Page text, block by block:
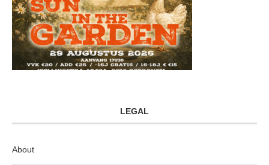
LEGAL
About